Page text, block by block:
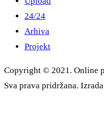
24/24
Arhiva
Projekt
Copyright © 2021. Online
Sva prava pridržana.